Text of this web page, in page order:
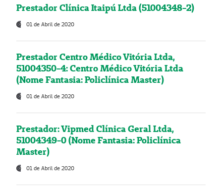
Prestador Clínica Itaipú Ltda (51004348-2)
01 de Abril de 2020
Prestador Centro Médico Vitória Ltda,
51004350-4: Centro Médico Vitória Ltda
(Nome Fantasia: Policlínica Master)
01 de Abril de 2020
Prestador: Vipmed Clínica Geral Ltda,
51004349-0 (Nome Fantasia: Policlínica
Master)
01 de Abril de 2020